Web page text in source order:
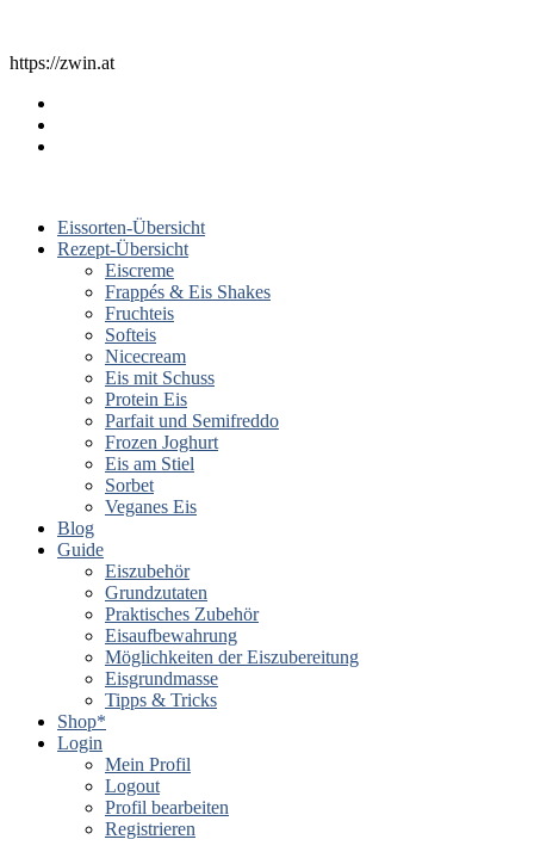
https://zwin.at
Eissorten-Übersicht
Rezept-Übersicht
Eiscreme
Frappés & Eis Shakes
Fruchteis
Softeis
Nicecream
Eis mit Schuss
Protein Eis
Parfait und Semifreddo
Frozen Joghurt
Eis am Stiel
Sorbet
Veganes Eis
Blog
Guide
Eiszubehör
Grundzutaten
Praktisches Zubehör
Eisaufbewahrung
Möglichkeiten der Eiszubereitung
Eisgrundmasse
Tipps & Tricks
Shop*
Login
Mein Profil
Logout
Profil bearbeiten
Registrieren